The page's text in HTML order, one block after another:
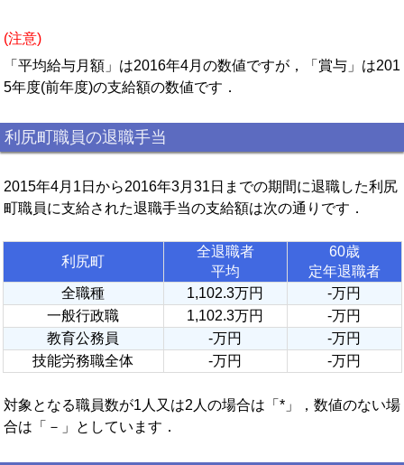
(注意)
「平均給与月額」は2016年4月の数値ですが，「賞与」は201
5年度(前年度)の支給額の数値です．
利尻町職員の退職手当
2015年4月1日から2016年3月31日までの期間に退職した利尻
町職員に支給された退職手当の支給額は次の通りです．
利尻町
全退職者
平均
60歳
定年退職者
全職種
1,102.3万円
-万円
一般行政職
1,102.3万円
-万円
教育公務員
-万円
-万円
技能労務職全体
-万円 -万円
対象となる職員数が1人又は2人の場合は「*」，数値のない場
合は「－」としています．